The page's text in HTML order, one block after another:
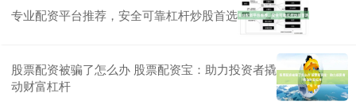
专业配资平台推荐，安全可靠杠杆炒股首选
股票配资被骗了怎么办 股票配资宝：助力投资者撬
动财富杠杆